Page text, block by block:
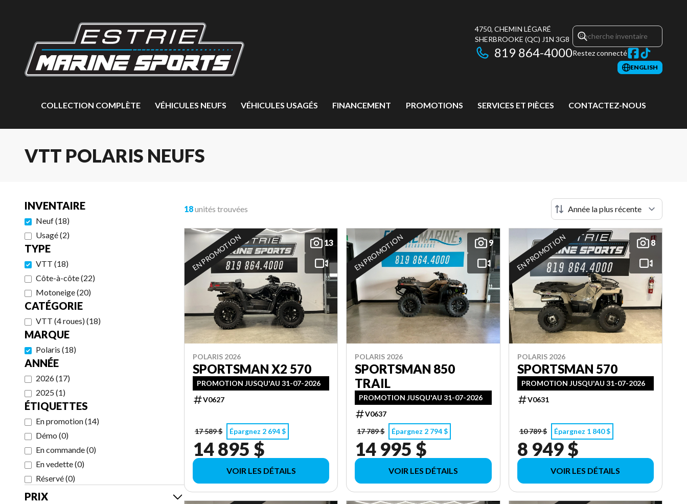
4750, CHEMIN LÉGARÉ
SHERBROOKE (QC) J1N 3G8
819 864-4000Restez connecté
ENGLISH
COLLECTION COMPLÈTE VÉHICULES NEUFS VÉHICULES USAGÉS FINANCEMENT PROMOTIONS SERVICES ET PIÈCES CONTACTEZ-NOUS
VTT POLARIS NEUFS
INVENTAIRE
Neuf(18)
Usagé(2)
TYPE
VTT (18)
Côte-à-côte(22)
Motoneige(20)
CATÉGORIE
VTT (4 roues)(18)
MARQUE
Polaris (18)
ANNÉE
2026(17)
2025(1)
ÉTIQUETTES
En promotion(14)
Démo (0)
En commande(0)
En vedette(0)
Réservé(0)
PRIX
18unités trouvées
13
EN PROMOTION
POLARIS 2026
SPORTSMAN X2 570
PROMOTION JUSQU'AU 31-07-2026
V0627
17 589 $ Épargnez 2 694 $
14 895 $
VOIR LES DÉTAILS
9
EN PROMOTION
POLARIS 2026
SPORTSMAN 850
TRAIL
PROMOTION JUSQU'AU 31-07-2026
V0637
17 789 $
Épargnez 2 794 $
14 995 $
VOIR LES DÉTAILS
8
EN PROMOTION
POLARIS 2026
SPORTSMAN 570
PROMOTION JUSQU'AU 31-07-2026
V0631
10 789 $ Épargnez 1 840 $
8 949 $
VOIR LES DÉTAILS